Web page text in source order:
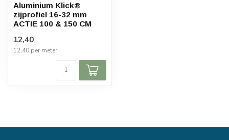
Aluminium Klick®
zijprofiel 16-32 mm
ACTIE 100 & 150 CM
12,40
12,40 per meter